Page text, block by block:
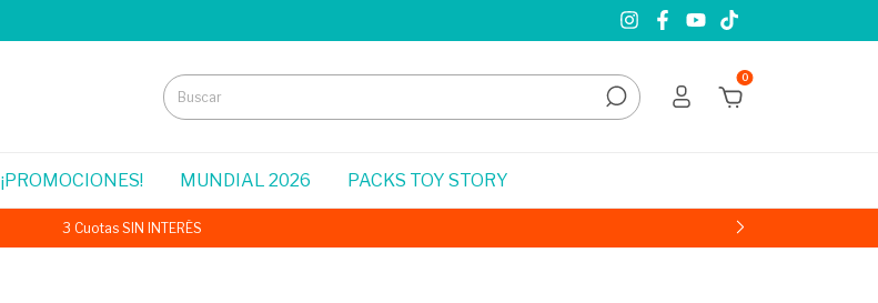
0
¡PROMOCIONES! MUNDIAL 2026 PACKS TOY STORY
3 Cuotas SIN INTERÉS